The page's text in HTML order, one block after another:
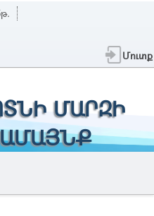
Մուտք
ՄԱՐԶԻ